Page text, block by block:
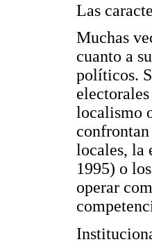
Las
Muchas
cuanto a
políticos.
localismo
locales, la
1995) o
operar